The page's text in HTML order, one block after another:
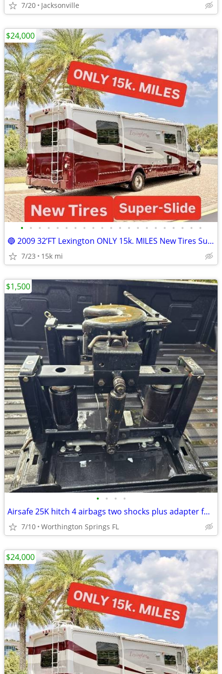
7/20 Jacksonville
• • • • • • • • • • • • • • • • • • • • •
🔵 2009 32’FT Lexington ONLY 15k. MILES New Tires Super-Slide
7/23 15k mi
$24,000
• • • •
Airsafe 25K hitch 4 airbags two shocks plus adapter for Chevrolet 2020
7/10 Worthington Springs FL
$1,500
$24,000